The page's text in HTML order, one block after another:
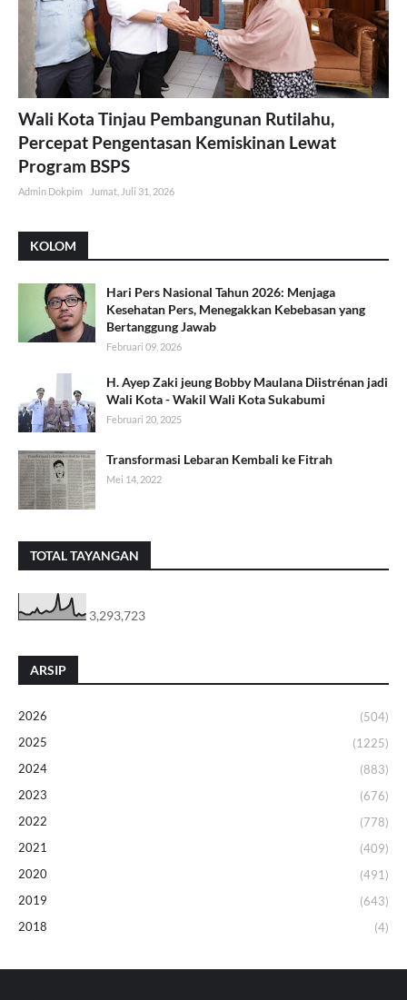
Wali Kota Tinjau Pembangunan Rutilahu,
Percepat Pengentasan Kemiskinan Lewat
Program BSPS
Admin Dokpim Jumat, Juli 31, 2026
KOLOM
Hari Pers Nasional Tahun 2026: Menjaga
Kesehatan Pers, Menegakkan Kebebasan yang
Bertanggung Jawab
Februari 09, 2026
H. Ayep Zaki jeung Bobby Maulana Diistrénan jadi
Wali Kota - Wakil Wali Kota Sukabumi
Februari 20, 2025
Transformasi Lebaran Kembali ke Fitrah
Mei 14, 2022
TOTAL TAYANGAN
3,293,723
ARSIP
2026
(504)
2025
(1225)
2024
(883)
2023
(676)
2022
(778)
2021
(409)
2020
(491)
2019
(643)
2018
(4)